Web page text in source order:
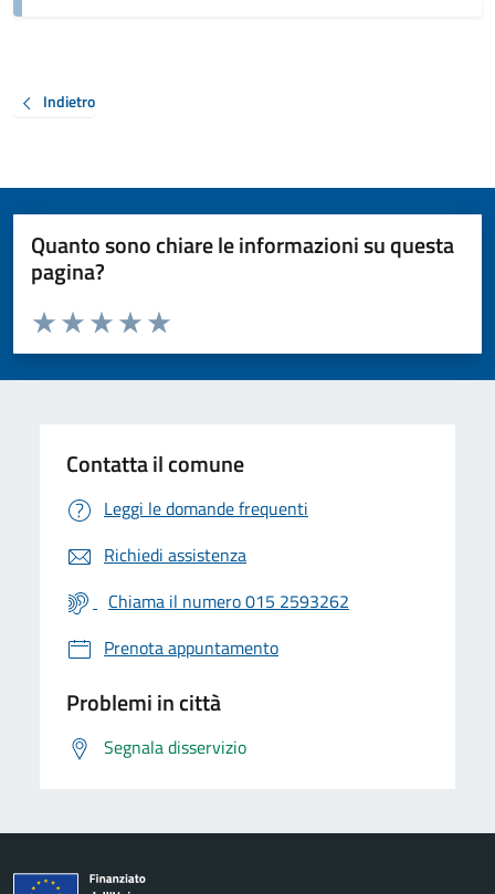
Indietro
Quanto sono chiare le informazioni su questa
pagina?
Valuta da 1 a 5 stelle la pagina
Valuta 5 stelle su 5
Valuta 4 stelle su 5
Valuta 3 stelle su 5
Valuta 2 stelle su 5
Valuta 1 stelle su 5
Contatta il comune
Leggi le domande frequenti
Richiedi assistenza
Chiama il numero 015 2593262
Prenota appuntamento
Problemi in città
Segnala disservizio